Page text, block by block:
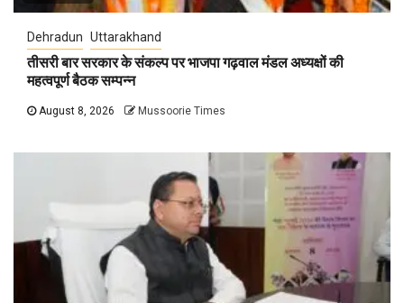
Dehradun Uttarakhand
तीसरी बार सरकार के संकल्प पर भाजपा गढ़वाल मंडल अध्यक्षों की
महत्वपूर्ण बैठक सम्पन्न
August 8, 2026 Mussoorie Times